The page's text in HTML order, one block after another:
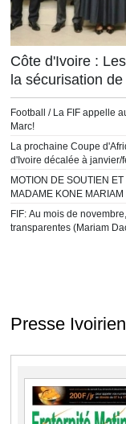
Côte d'Ivoire :
la sécurisation
Football / La FIF appelle
Marc!
La prochaine Coupe
d'Ivoire décalée à janvier/
MOTION DE SOUTIEN
MADAME KONE
GENERALE DE L'ONS
FIF: Au mois de
transparentes (Mariam
Presse